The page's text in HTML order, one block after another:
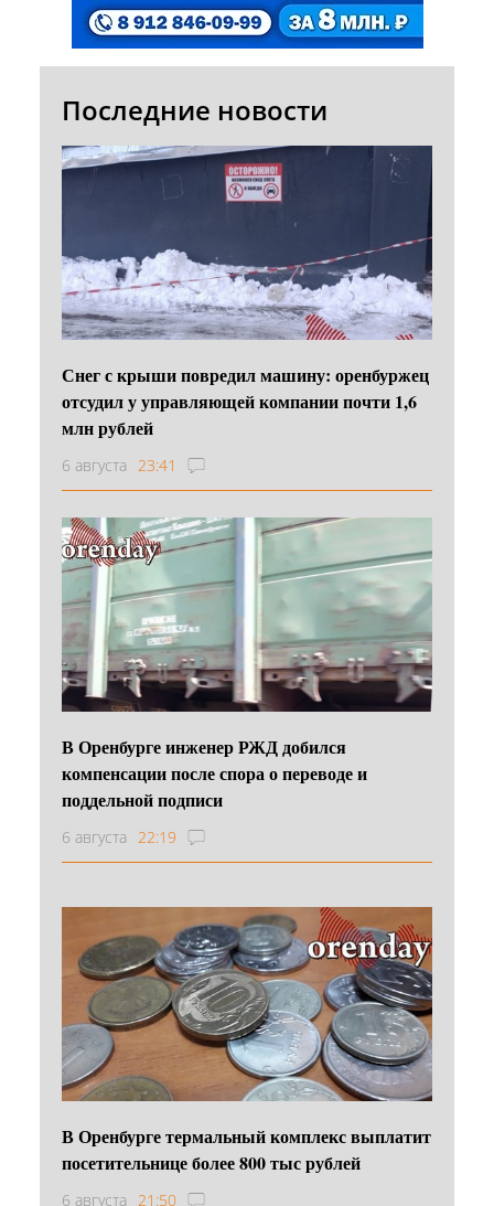
Последние новости
Снег с крыши повредил машину: оренбуржец
отсудил у управляющей компании почти 1,6
млн рублей
6 августа 23:41
В Оренбурге инженер РЖД добился
компенсации после спора о переводе и
поддельной подписи
6 августа 22:19
В Оренбурге термальный комплекс выплатит
посетительнице более 800 тыс рублей
6 августа 21:50